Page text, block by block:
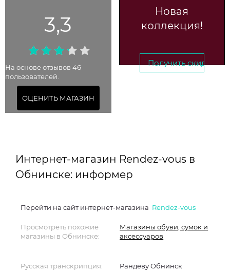
3,3
На основе отзывов 46
пользователей.
ОЦЕНИТЬ МАГАЗИН
Новая
коллекция!
Получить скидку →
Интернет-магазин Rendez-vous в
Обнинске: информер
Перейти на сайт интернет-магазина Rendez-vous
Просмотреть похожие
магазины в Обнинске:
Магазины обуви, сумок и
аксессуаров
Русская транскрипция: Рандеву Обнинск